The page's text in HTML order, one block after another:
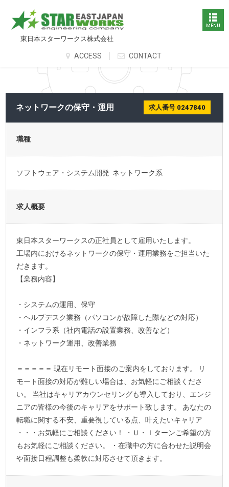
東日本スターワークス株式会社
ACCESS CONTACT
ネットワークの保守・運用 求人番号 0247840
職種
ソフトウェア・システム開発 ネットワーク系
求人概要
東日本スターワークスの正社員として雇用いたします。
工場内におけるネットワークの保守・運用業務をご担当いた
だきます。
【業務内容】
・システムの運用、保守
・ヘルプデスク業務（パソコンが故障した際などの対応）
・インフラ系（社内電話の設置業務、改善など）
・ネットワーク運用、改善業務
＝＝＝＝＝ 現在リモート面接のご案内をしております。 リ
モート面接の対応が難しい場合は、お気軽にご相談くださ
い。 当社はキャリアカウンセリングも導入しており、エンジ
ニアの皆様の今後のキャリアをサポート致します。 あなたの
転職に関する不安、重要視している点、叶えたいキャリア
・・・お気軽にご相談ください！ ・Ｕ・ｌターンご希望の方
もお気軽にご相談ください。 ・在職中の方に合わせた説明会
や面接日程調整も柔軟に対応させて頂きます。